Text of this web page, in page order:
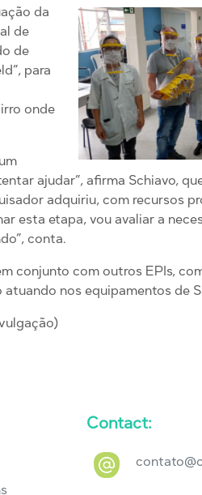
da
de
de
para
onde
ajudar”, afirma Schiavo,
adquiriu, com recursos
esta etapa, vou avaliar a
conta.
conjunto com outros EPIs,
nos equipamentos de
Contact: